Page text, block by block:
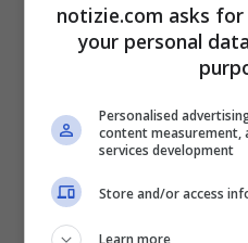
Stangata
forno
risparmiare
montagna di
notizie.com asks
your personal
Personalised
content measurement,
services development
Store and/or access
Learn more